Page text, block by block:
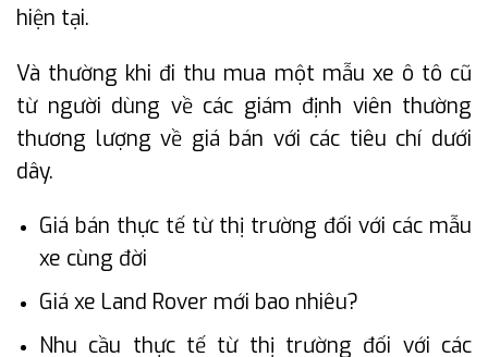
hiện tại.
Và thường khi đi thu mua một mẫu xe ô tô cũ
từ người dùng về các giám định viên thường
thương lượng về giá bán với các tiêu chí dưới
dây.
Giá bán thực tế từ thị trường đối với các mẫu
xe cùng đời
Giá xe Land Rover mới bao nhiêu?
Nhu cầu thực tế từ thị trường đối với các